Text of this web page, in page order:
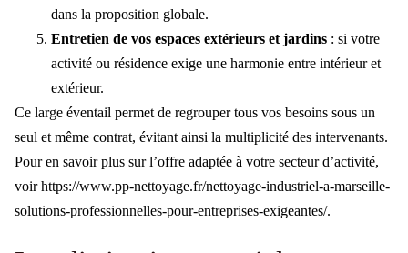
dans la proposition globale.
Entretien de vos espaces extérieurs et jardins : si votre
activité ou résidence exige une harmonie entre intérieur et
extérieur.
Ce large éventail permet de regrouper tous vos besoins sous un
seul et même contrat, évitant ainsi la multiplicité des intervenants.
Pour en savoir plus sur l’offre adaptée à votre secteur d’activité,
voir https://www.pp-nettoyage.fr/nettoyage-industriel-a-marseille-
solutions-professionnelles-pour-entreprises-exigeantes/.